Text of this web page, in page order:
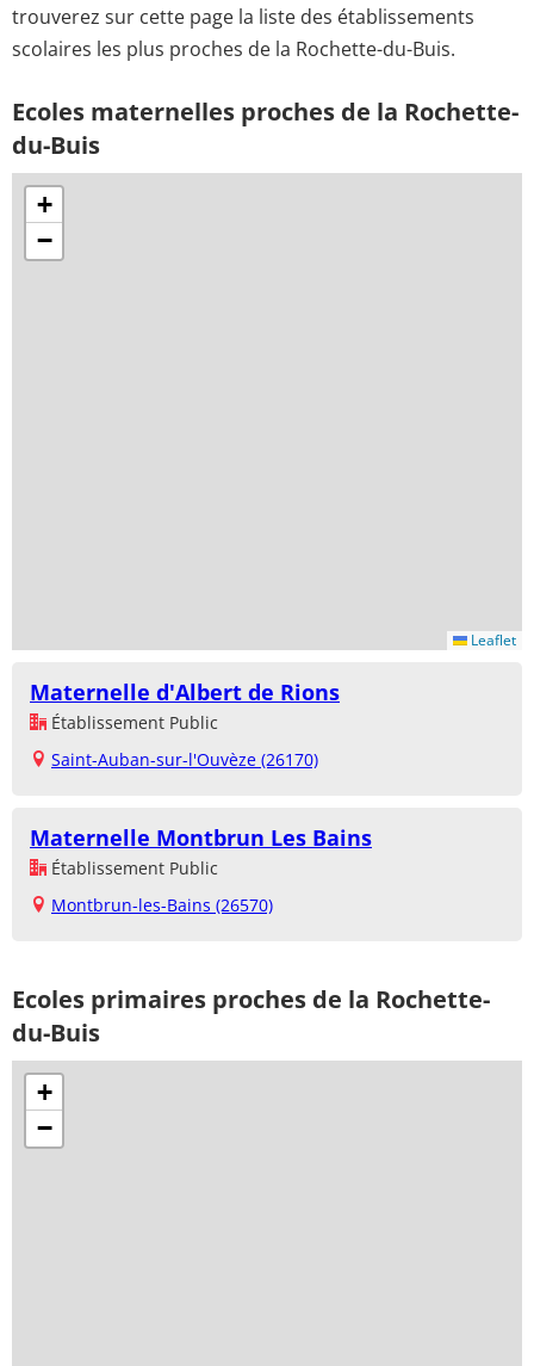
trouverez sur cette page la liste des établissements
scolaires les plus proches de la Rochette-du-Buis.
Ecoles maternelles proches de la Rochette-
du-Buis
+
−
Leaflet
Maternelle d'Albert de Rions
Établissement Public
Saint-Auban-sur-l'Ouvèze (26170)
Maternelle Montbrun Les Bains
Établissement Public
Montbrun-les-Bains (26570)
Ecoles primaires proches de la Rochette-
du-Buis
+
−